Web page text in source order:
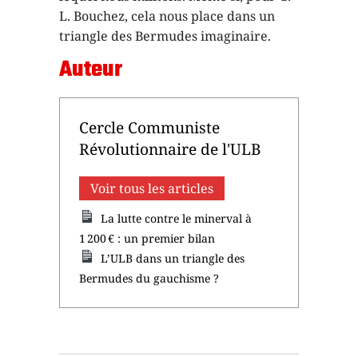
L. Bouchez, cela nous place dans un
triangle des Bermudes imaginaire.
Auteur
Cercle Communiste
Révolutionnaire de l'ULB
Voir tous les articles
La lutte contre le minerval à
1 200 € : un premier bilan
L’ULB dans un triangle des
Bermudes du gauchisme ?